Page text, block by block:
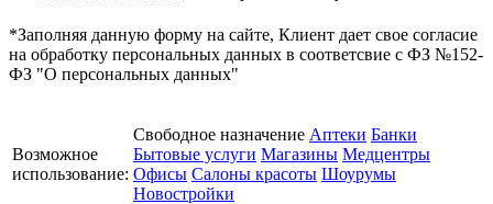
*Заполняя данную форму на сайте, Клиент дает свое согласие
на обработку персональных данных в соответсвие с ФЗ №152-
ФЗ "О персональных данных"
Возможное
использование:
Свободное назначение Аптеки Банки
Бытовые услуги Магазины Медцентры
Офисы Салоны красоты Шоурумы
Новостройки